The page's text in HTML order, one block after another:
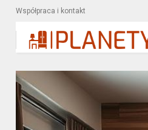
Współpraca i kontakt